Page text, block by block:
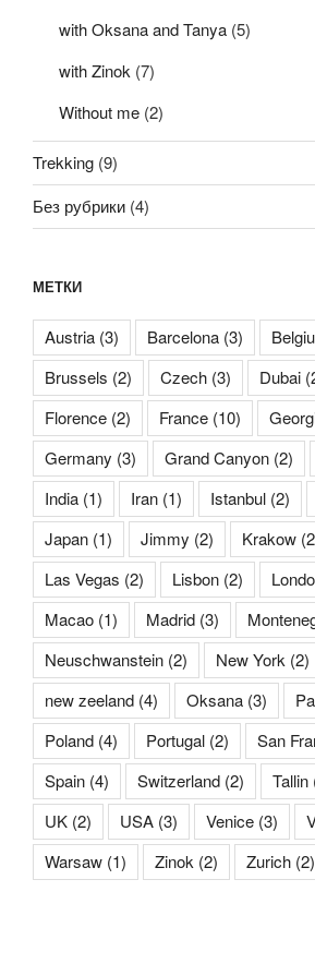
with Oksana and Tanya (5)
with Zinok (7)
Without me (2)
Trekking (9)
Без рубрики (4)
МЕТКИ
Austria (3) Barcelona (3)
Brussels (2) Czech (3) Dubai
Florence (2) France (10)
Germany (3) Grand Canyon (2)
India (1) Iran (1) Istanbul (2)
Japan (1) Jimmy (2) Krakow
Las Vegas (2) Lisbon (2)
Macao (1) Madrid (3)
Neuschwanstein (2) New York (2)
new zeeland (4) Oksana (3)
Poland (4) Portugal (2) San
Spain (4) Switzerland (2) Tallin
UK (2) USA (3) Venice (3)
Warsaw (1) Zinok (2) Zurich (2)